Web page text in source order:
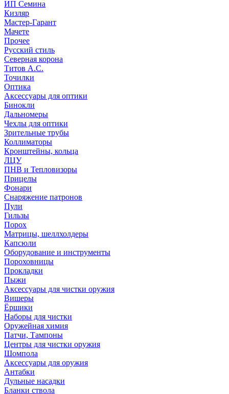
ИП Семина
Кизляр
Мастер-Гарант
Мачете
Прочее
Русский стиль
Северная корона
Титов А.С.
Точилки
Оптика
Аксессуары для оптики
Бинокли
Дальномеры
Чехлы для оптики
Зрительные трубы
Коллиматоры
Кронштейны, кольца
ЛЦУ
ПНВ и Тепловизоры
Прицелы
Фонари
Снаряжение патронов
Пули
Гильзы
Порох
Матрицы, шеллхолдеры
Капсюли
Оборудование и инструменты
Пороховницы
Прокладки
Пыжи
Аксессуары для чистки оружия
Вишеры
Ёршики
Наборы для чистки
Оружейная химия
Патчи, Тампоны
Центры для чистки оружия
Шомпола
Аксессуары для оружия
Антабки
Дульные насадки
Бланки ствола